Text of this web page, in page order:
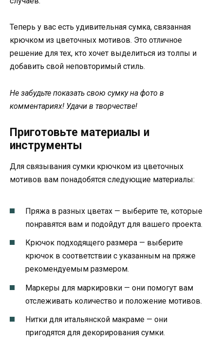
Теперь у вас есть удивительная сумка, связанная
крючком из цветочных мотивов. Это отличное
решение для тех, кто хочет выделиться из толпы и
добавить свой неповторимый стиль.
Не забудьте показать свою сумку на фото в
комментариях! Удачи в творчестве!
Приготовьте материалы и
инструменты
Для связывания сумки крючком из цветочных
мотивов вам понадобятся следующие материалы:
Пряжа в разных цветах — выберите те, которые
понравятся вам и подойдут для вашего проекта.
Крючок подходящего размера — выберите
крючок в соответствии с указанным на пряже
рекомендуемым размером.
Маркеры для маркировки — они помогут вам
отслеживать количество и положение мотивов.
Нитки для итальянской макраме — они
пригодятся для декорирования сумки.